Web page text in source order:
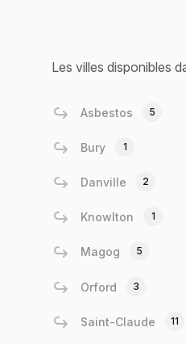
Les villes disponibles
Asbestos 5
Bury 1
Danville 2
Knowlton 1
Magog 5
Orford 3
Saint-Claude 11